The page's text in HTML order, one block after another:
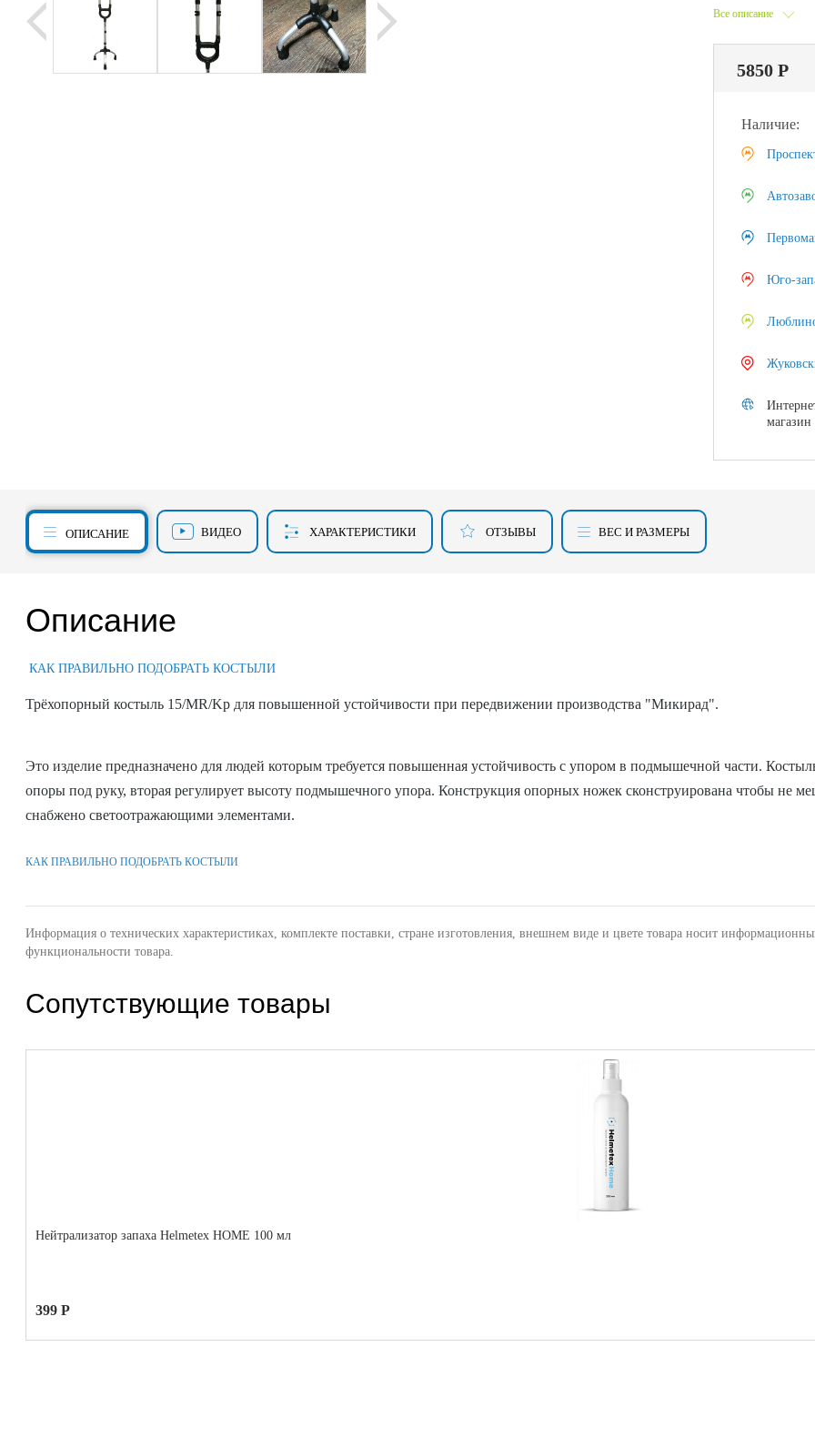
Все описание
5850 Р
Наличие:
Юго-
магазин
ОПИСАНИЕ ВИДЕО ХАРАКТЕРИСТИКИ ОТЗЫВЫ ВЕС И РАЗМЕРЫ
Описание
КАК ПРАВИЛЬНО ПОДОБРАТЬ КОСТЫЛИ
Трёхопорный костыль 15/MR/Kp для повышенной устойчивости при передвижении производства "Микирад".
Это изделие предназначено для людей которым требуется повышенная устойчивость с упором в подмышечной части.
опоры под руку, вторая регулирует высоту подмышечного упора. Конструкция опорных ножек сконструирована чтобы не
снабжено светоотражающими элементами.
КАК ПРАВИЛЬНО ПОДОБРАТЬ КОСТЫЛИ
Информация о технических характеристиках, комплекте поставки, стране изготовления, внешнем виде и цвете товара носит
функциональности товара.
Сопутствующие товары
Нейтрализатор запаха Helmetex HOME 100 мл
399 Р